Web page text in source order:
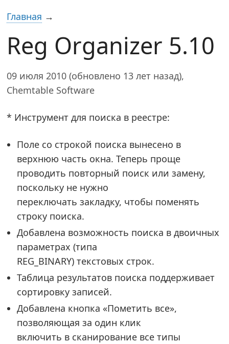
Главная →
Reg Organizer 5.10
09 июля 2010 (обновлено 13 лет назад),
Chemtable Software
* Инструмент для поиска в реестре:
Поле со строкой поиска вынесено в
верхнюю часть окна. Теперь проще
проводить повторный поиск или замену,
поскольку не нужно
переключать закладку, чтобы поменять
строку поиска.
Добавлена возможность поиска в двоичных
параметрах (типа
REG_BINARY) текстовых строк.
Таблица результатов поиска поддерживает
сортировку записей.
Добавлена кнопка «Пометить все»,
позволяющая за один клик
включить в сканирование все типы